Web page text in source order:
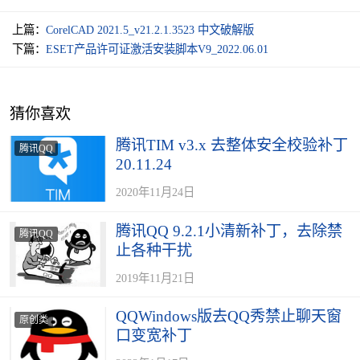
上篇： CorelCAD 2021.5_v21.2.1.3523 中文破解版
下篇： ESET产品许可证激活安装脚本V9_2022.06.01
猜你喜欢
腾讯QQ
腾讯TIM v3.x 去整体安全校验补丁
20.11.24
2020年11月24日
腾讯QQ
腾讯QQ 9.2.1小清新补丁，去除禁
止各种干扰
2019年11月21日
原创类
QQWindows版去QQ秀禁止聊天窗
口变宽补丁